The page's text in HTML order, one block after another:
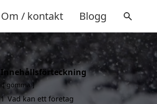
Om / kontakt Blogg
Innehållsförteckning
gömma
1 Vad kan ett företag